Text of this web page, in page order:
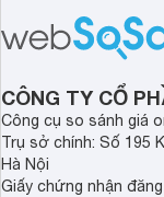
mức giá vô cùng
thành một lựa chọn
bát gạo” trên thị
CÔNG TY CỔ
Công cụ so sánh giá
Trụ sở chính: Số 195
Hà Nội
Giấy chứng nhận